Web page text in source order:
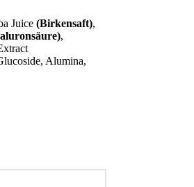
Juice (Birkensaft),
,
Alumina,